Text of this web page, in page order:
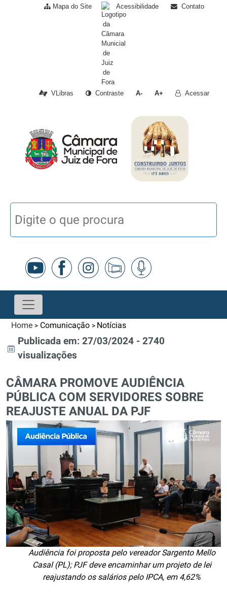
Mapa do Site Acessibilidade Contato
VLibras Contraste A- A+ Acessar
Home > Comunicação > Notícias
Publicada em: 27/03/2024 - 2740
visualizações
CÂMARA PROMOVE AUDIÊNCIA
PÚBLICA COM SERVIDORES SOBRE
REAJUSTE ANUAL DA PJF
Audiência foi proposta pelo vereador Sargento Mello
Casal (PL); PJF deve encaminhar um projeto de lei
reajustando os salários pelo IPCA, em 4,62%